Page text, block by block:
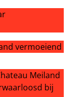
door SBS